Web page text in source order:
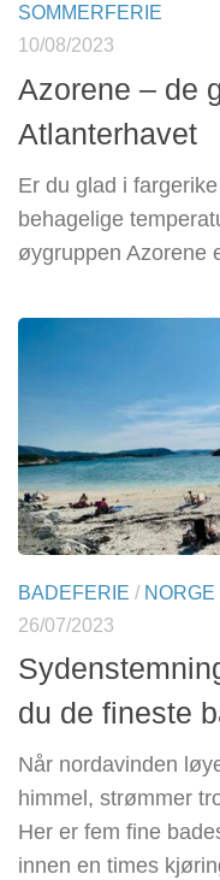
SOMMERFERIE
10/08/2023
Azorene – de
Atlanterhavet
Er du glad i
behagelige
øygruppen Azorene
BADEFERIE / NORGE
26/07/2023
du de fineste
Når nordavinden
himmel, strømmer
Her er fem fine
innen en times